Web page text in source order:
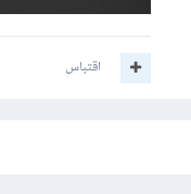
اقتباس